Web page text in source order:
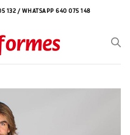
132 / WHATSAPP 640 075 148